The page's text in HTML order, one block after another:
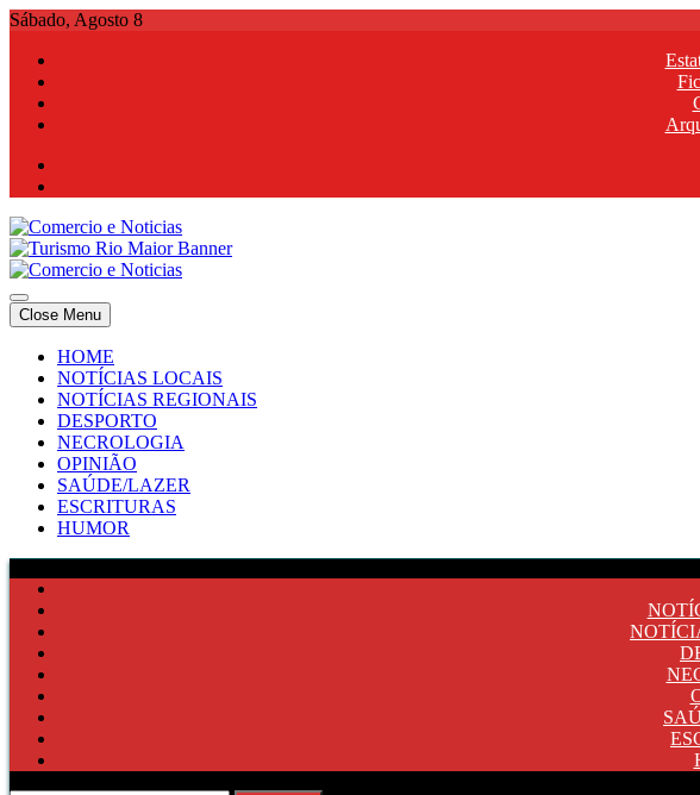
Skip
content
Sábado, Agosto 8
Comercio e Noticias
Notícias e Publicidade Online
Comercio e Noticias
Notícias e Publicidade Online
Close Menu
HOME
NOTÍCIAS LOCAIS
NOTÍCIAS REGIONAIS
DESPORTO
NECROLOGIA
OPINIÃO
SAÚDE/LAZER
ESCRITURAS
HUMOR